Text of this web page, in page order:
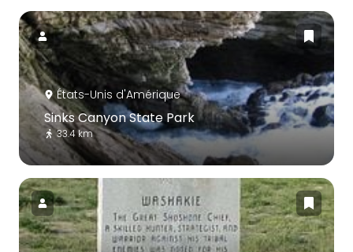
États-Unis d'Amérique
Sinks Canyon State Park
33.4 km